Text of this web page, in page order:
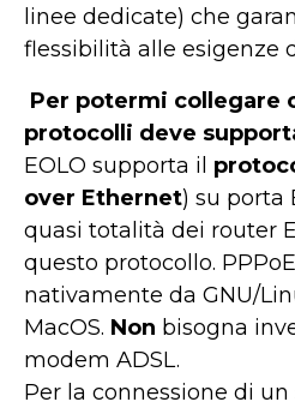
linee dedicate) che
flessibilità alle esigenze
Per potermi collegare
protocolli deve
EOLO supporta il
over Ethernet) su porta
quasi totalità dei router
questo protocollo.
nativamente da GNU/
MacOS. Non bisogna
modem ADSL.
Per la connessione di un